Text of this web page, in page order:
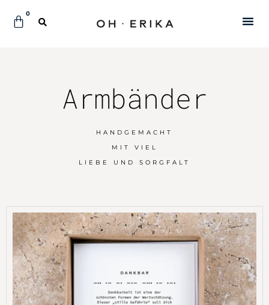
0
Armbänder
HANDGEMACHT
MIT VIEL
LIEBE UND SORGFALT